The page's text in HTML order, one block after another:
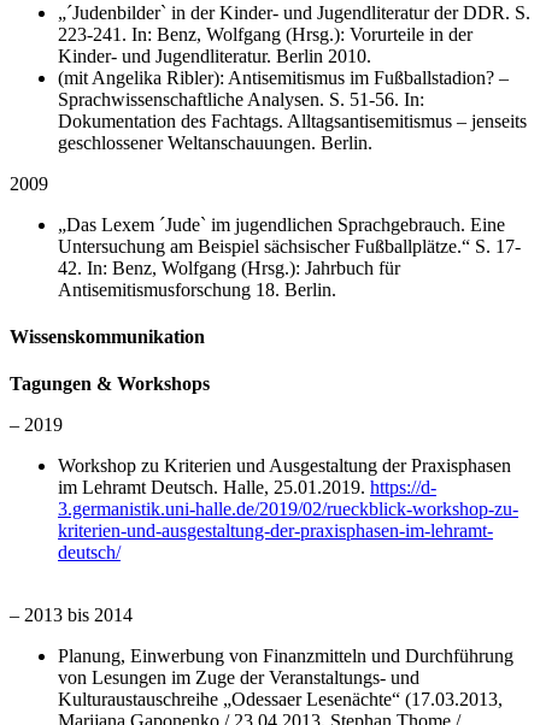
„´Judenbilder` in der Kinder- und Jugendliteratur der DDR. S.
223-241. In: Benz, Wolfgang (Hrsg.): Vorurteile in der
Kinder- und Jugendliteratur. Berlin 2010.
(mit Angelika Ribler): Antisemitismus im Fußballstadion? –
Sprachwissenschaftliche Analysen. S. 51-56. In:
Dokumentation des Fachtags. Alltagsantisemitismus – jenseits
geschlossener Weltanschauungen. Berlin.
2009
„Das Lexem ´Jude` im jugendlichen Sprachgebrauch. Eine
Untersuchung am Beispiel sächsischer Fußballplätze.“ S. 17-
42. In: Benz, Wolfgang (Hrsg.): Jahrbuch für
Antisemitismusforschung 18. Berlin.
Wissenskommunikation
Tagungen & Workshops
– 2019
Workshop zu Kriterien und Ausgestaltung der Praxisphasen
im Lehramt Deutsch. Halle, 25.01.2019. https://d-
3.germanistik.uni-halle.de/2019/02/rueckblick-workshop-zu-
kriterien-und-ausgestaltung-der-praxisphasen-im-lehramt-
deutsch/
– 2013 bis 2014
Planung, Einwerbung von Finanzmitteln und Durchführung
von Lesungen im Zuge der Veranstaltungs- und
Kulturaustauschreihe „Odessaer Lesenächte“ (17.03.2013,